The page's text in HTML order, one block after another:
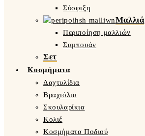
Σύσφιξη
Μαλλιά
Περιποίηση μαλλιών
Σαμπουάν
Σετ
Κοσμήματα
Δαχτυλίδια
Βραχιόλια
Σκουλαρίκια
Κολιέ
Κοσμήματα Ποδιού